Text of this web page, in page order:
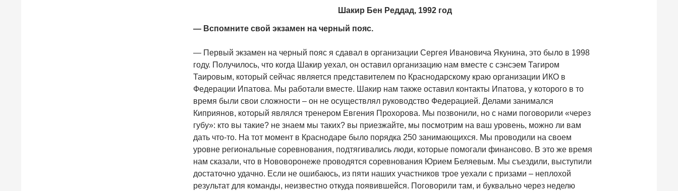
Шакир Бен Реддад, 1992 год
— Вспомните свой экзамен на черный пояс.
— Первый экзамен на черный пояс я сдавал в организации Сергея Ивановича Якунина, это было в 1998
году. Получилось, что когда Шакир уехал, он оставил организацию нам вместе с сэнсэем Тагиром
Таировым, который сейчас является представителем по Краснодарскому краю организации ИКО в
Федерации Ипатова. Мы работали вместе. Шакир нам также оставил контакты Ипатова, у которого в то
время были свои сложности – он не осуществлял руководство Федерацией. Делами занимался
Киприянов, который являлся тренером Евгения Прохорова. Мы позвонили, но с нами поговорили «через
губу»: кто вы такие? не знаем мы таких? вы приезжайте, мы посмотрим на ваш уровень, можно ли вам
дать что-то. На тот момент в Краснодаре было порядка 250 занимающихся. Мы проводили на своем
уровне региональные соревнования, подтягивались люди, которые помогали финансово. В это же время
нам сказали, что в Нововоронеже проводятся соревнования Юрием Беляевым. Мы съездили, выступили
достаточно удачно. Если не ошибаюсь, из пяти наших участников трое уехали с призами – неплохой
результат для команды, неизвестно откуда появившейся. Поговорили там, и буквально через неделю